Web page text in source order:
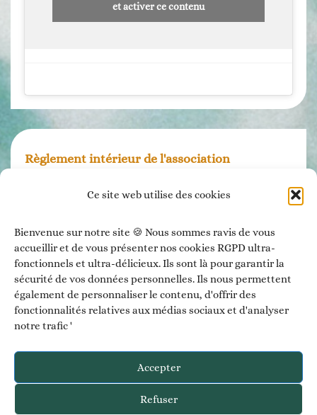
Ce site web utilise des cookies
Bienvenue sur notre site 🍪 Nous sommes ravis de vous
accueillir et de vous présenter nos cookies RGPD ultra-
fonctionnels et ultra-délicieux. Ils sont là pour garantir la
sécurité de vos données personnelles. Ils nous permettent
également de personnaliser le contenu, d'offrir des
fonctionnalités relatives aux médias sociaux et d'analyser
notre trafic '
Accepter
Refuser
et activer ce contenu
Règlement intérieur de l'association
Politique de confidentialité
Politique des cookies
...